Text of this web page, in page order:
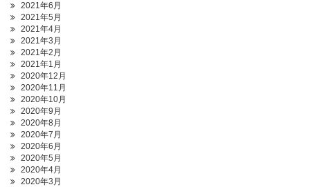
2021年6月
2021年5月
2021年4月
2021年3月
2021年2月
2021年1月
2020年12月
2020年11月
2020年10月
2020年9月
2020年8月
2020年7月
2020年6月
2020年5月
2020年4月
2020年3月